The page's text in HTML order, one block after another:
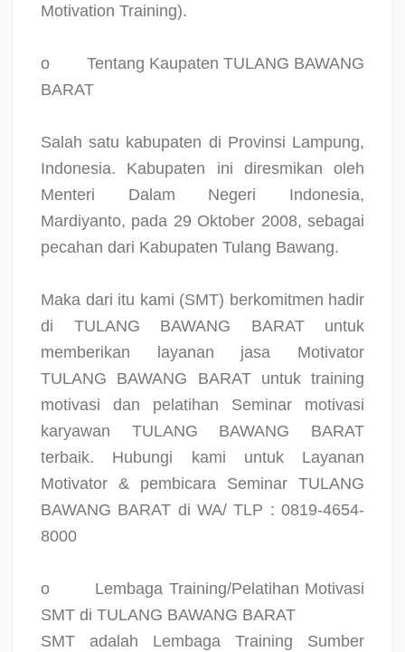
Motivation Training).
o
Tentang Kaupaten TULANG BAWANG
BARAT
Salah satu kabupaten di Provinsi Lampung,
Indonesia. Kabupaten ini diresmikan oleh
Menteri Dalam Negeri Indonesia,
Mardiyanto, pada 29 Oktober 2008, sebagai
pecahan dari Kabupaten Tulang Bawang.
Maka dari itu kami (SMT) berkomitmen hadir
di TULANG BAWANG BARAT untuk
memberikan layanan jasa Motivator
TULANG BAWANG BARAT untuk training
motivasi dan pelatihan Seminar motivasi
karyawan TULANG BAWANG BARAT
terbaik. Hubungi kami untuk Layanan
Motivator & pembicara Seminar TULANG
BAWANG BARAT di WA/ TLP : 0819-4654-
8000
o
Lembaga Training/Pelatihan Motivasi
SMT di TULANG BAWANG BARAT
SMT adalah Lembaga Training Sumber